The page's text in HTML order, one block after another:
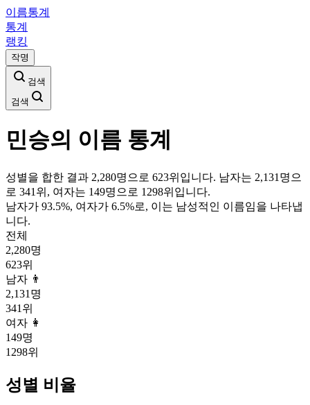
이름통계
통계
랭킹
작명
검색
검색
민승의 이름 통계
성별을 합한 결과 2,280명으로 623위입니다. 남자는 2,131명으
로 341위, 여자는 149명으로 1298위입니다.
남자가 93.5%, 여자가 6.5%로, 이는 남성적인 이름임을 나타냅
니다.
전체
2,280명
623위
남자 👨
2,131 명
341 위
여자 👩
149명
1298위
성별 비율